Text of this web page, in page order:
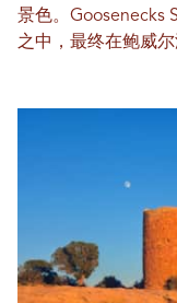
景色。Goosenecks
之中，最终在鲍威